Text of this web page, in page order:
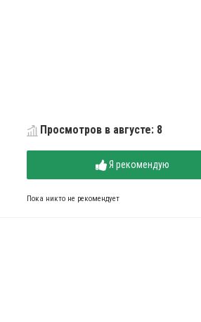
Просмотров в августе: 8
Я рекомендую
Пока никто не рекомендует